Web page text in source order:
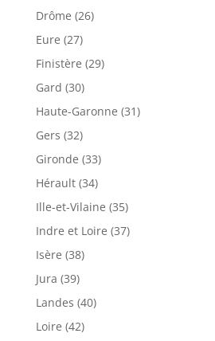
Drôme (26)
Eure (27)
Finistère (29)
Gard (30)
Haute-Garonne (31)
Gers (32)
Gironde (33)
Hérault (34)
Ille-et-Vilaine (35)
Indre et Loire (37)
Isère (38)
Jura (39)
Landes (40)
Loire (42)